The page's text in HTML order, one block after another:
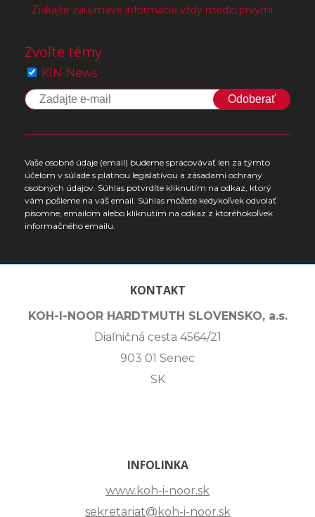
Získajte zaujímavé informácie vždy medzi prvými
Zvoľte témy
KIN-News
Odoberať
Vaše osobné údaje (email) budeme spracovávať len za týmto
účelom v súlade s platnou legislatívou a zásadami ochrany
osobných údajov. Súhlas potvrdíte kliknutím na odkaz, ktorý
vám pošleme na váš email. Súhlas môžete kedykoľvek odvolať
písomne, emailom alebo kliknutím na odkaz z ktoréhokoľvek
informačného emailu.
KONTAKT
KOH-I-NOOR HARDTMUTH SLOVENSKO, a.s.
Diaľničná cesta 4564/21
903 01 Senec
SK
INFOLINKA
www.koh-i-noor.sk
sekretariat@koh-i-noor.sk